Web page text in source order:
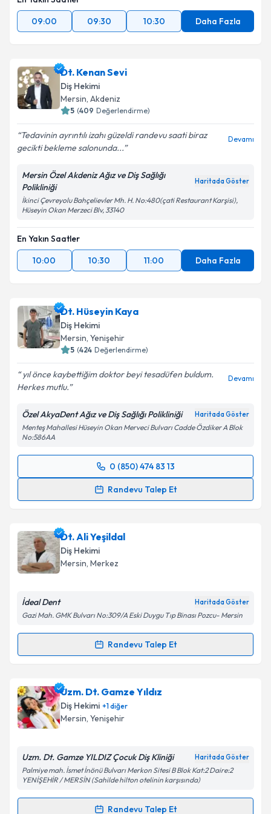
09:00
09:30 10:30 Daha Fazla
Dt. Kenan Sevi
Diş Hekimi
Mersin, Akdeniz
5 (409 Değerlendirme)
Tedavinin ayrıntılı izahı güzeldi randevu saati biraz
gecikti bekleme salonunda...
Devamı
Mersin Özel Akdeniz Ağız ve Diş Sağlığı
Polikliniği
Haritada Göster
İkinci Çevreyolu Bahçelievler Mh. H. No:480(çati Restaurant Karşisi),
Hüseyin Okan Merzeci Blv, 33140
En Yakın Saatler
10:00
10:30 11:00 Daha Fazla
Dt. Hüseyin Kaya
Diş Hekimi
Mersin, Yenişehir
5 (424 Değerlendirme)
yıl önce kaybettiğim doktor beyi tesadüfen buldum.
Herkes mutlu.
Devamı
Özel AkyaDent Ağız ve Diş Sağlığı Polikliniği Haritada Göster
Menteş Mahallesi Hüseyin Okan Merveci Bulvarı Cadde Özdiker A Blok
No:586AA
0 (850) 474 83 13
Randevu Talep Et
Randevu Takvimi Talebi
takvim hazırlandığında e-posta ile bilgilendireceğiz.
E-posta Adresiniz
Kişisel verilerimin işlenmesine ilişkinAydınlatma
Metni'ni okudum ve kişisel verilerimin belirtilen
kapsamda işlenmesini kabul ediyorum.
Dt. Ali Yeşildal
Diş Hekimi
Mersin, Merkez
İdeal Dent Haritada Göster
Gazi Mah. GMK Bulvarı No:309/A Eski Duygu Tıp Binası Pozcu- Mersin
Randevu Talep Et
Randevu Takvimi Talebi
Dt. Ali Yeşildal için randevu takvimi talebi oluşturun.
Size bu uzmandan randevu almanız için bir takvim
hazırlandığında e-posta ile bilgilendireceğiz.
Kişisel verilerimin işlenmesine ilişkinAydınlatma
'ni okudum ve kişisel verilerimin belirtilen
Uzm. Dt. Gamze Yıldız
Diş Hekimi +1diğer
Mersin, Yenişehir
Uzm. Dt. Gamze YILDIZ Çocuk Diş Kliniği Haritada Göster
Palmiye mah. İsmet İnönü Bulvarı Merkon Sitesi B Blok Kat:2 Daire:2
YENİŞEHİR / MERSİN (Sahilde hilton otelinin karşısında)
Randevu Talep Et